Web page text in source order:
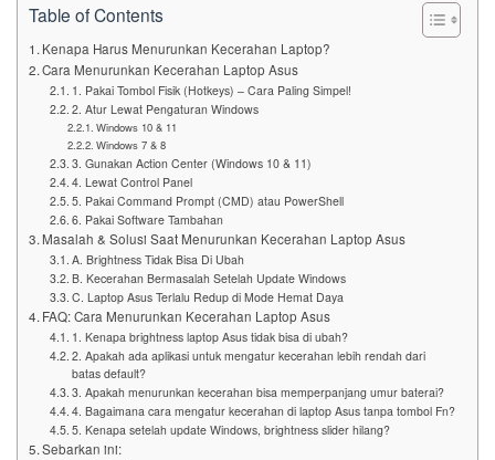
Table of Contents
Kenapa Harus Menurunkan Kecerahan Laptop?
Cara Menurunkan Kecerahan Laptop Asus
1. Pakai Tombol Fisik (Hotkeys) – Cara Paling Simpel!
2. Atur Lewat Pengaturan Windows
Windows 10 & 11
Windows 7 & 8
3. Gunakan Action Center (Windows 10 & 11)
4. Lewat Control Panel
5. Pakai Command Prompt (CMD) atau PowerShell
6. Pakai Software Tambahan
Masalah & Solusi Saat Menurunkan Kecerahan Laptop Asus
A. Brightness Tidak Bisa Di Ubah
B. Kecerahan Bermasalah Setelah Update Windows
C. Laptop Asus Terlalu Redup di Mode Hemat Daya
FAQ: Cara Menurunkan Kecerahan Laptop Asus
1. Kenapa brightness laptop Asus tidak bisa di ubah?
2. Apakah ada aplikasi untuk mengatur kecerahan lebih rendah dari
batas default?
3. Apakah menurunkan kecerahan bisa memperpanjang umur baterai?
4. Bagaimana cara mengatur kecerahan di laptop Asus tanpa tombol Fn?
5. Kenapa setelah update Windows, brightness slider hilang?
Sebarkan ini: